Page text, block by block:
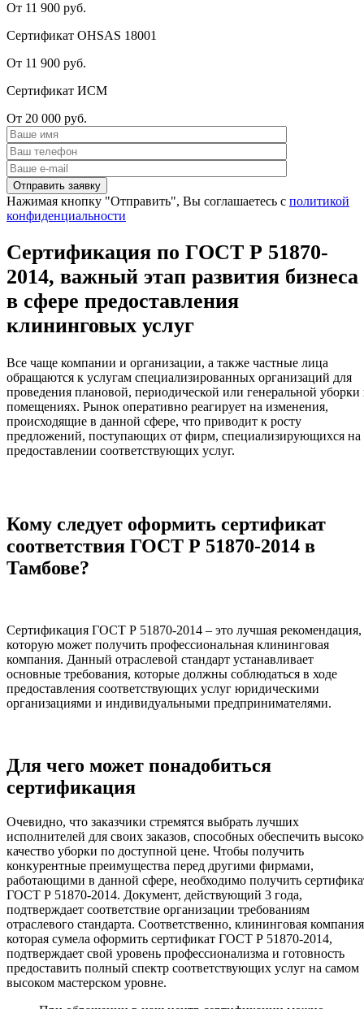
От 11 900 руб.
Сертификат OHSAS 18001
От 11 900 руб.
Сертификат ИСМ
От 20 000 руб.
Нажимая кнопку "Отправить", Вы соглашаетесь с политикой
конфиденциальности
Сертификация по ГОСТ Р 51870-
2014, важный этап развития бизнеса
в сфере предоставления
клининговых услуг
Все чаще компании и организации, а также частные лица
обращаются к услугам специализированных организаций для
проведения плановой, периодической или генеральной уборки
помещениях. Рынок оперативно реагирует на изменения,
происходящие в данной сфере, что приводит к росту
предложений, поступающих от фирм, специализирующихся на
предоставлении соответствующих услуг.
Кому следует оформить сертификат
соответствия ГОСТ Р 51870-2014 в
Тамбове?
Сертификация ГОСТ Р 51870-2014 – это лучшая рекомендация,
которую может получить профессиональная клининговая
компания. Данный отраслевой стандарт устанавливает
основные требования, которые должны соблюдаться в ходе
предоставления соответствующих услуг юридическими
организациями и индивидуальными предпринимателями.
Для чего может понадобиться
сертификация
Очевидно, что заказчики стремятся выбрать лучших
исполнителей для своих заказов, способных обеспечить
качество уборки по доступной цене. Чтобы получить
конкурентные преимущества перед другими фирмами,
работающими в данной сфере, необходимо получить
ГОСТ Р 51870-2014. Документ, действующий 3 года,
подтверждает соответствие организации требованиям
отраслевого стандарта. Соответственно, клининговая
которая сумела оформить сертификат ГОСТ Р 51870-2014,
подтверждает свой уровень профессионализма и готовность
предоставить полный спектр соответствующих услуг на самом
высоком мастерском уровне.